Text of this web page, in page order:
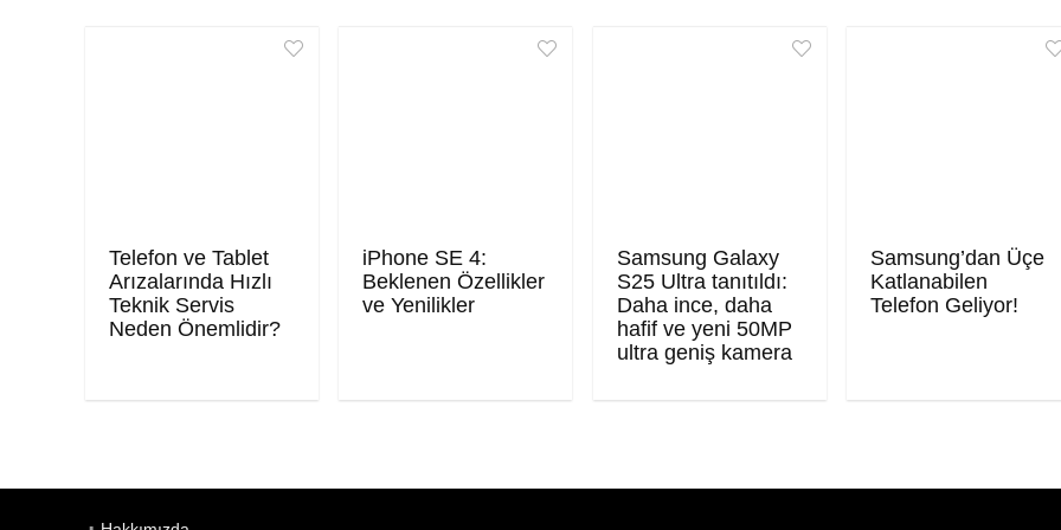
Telefon ve Tablet
Arızalarında Hızlı
Teknik Servis
Neden Önemlidir?
iPhone SE 4:
Beklenen Özellikler
ve Yenilikler
Samsung Galaxy
S25 Ultra tanıtıldı:
Daha ince, daha
hafif ve yeni 50MP
ultra geniş kamera
Samsung’dan Üçe
Katlanabilen
Telefon Geliyor!